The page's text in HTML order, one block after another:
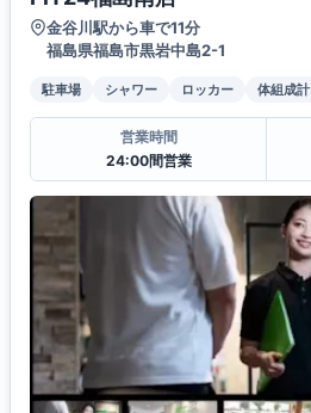
金谷川駅から車で11分
福島県福島市黒岩中島2-1
駐車場 シャワー ロッカー 体組成計
営業時間
24:00間営業